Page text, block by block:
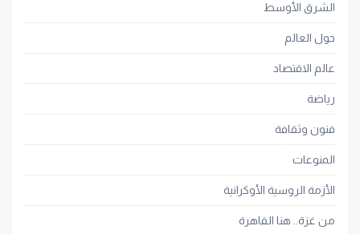
الشرق الأوسط
حول العالم
عالم الاقتصاد
رياضة
فنون وثقافة
المنوعات
الأزمة الروسية الأوكرانية
من غزة.. هنا القاهرة